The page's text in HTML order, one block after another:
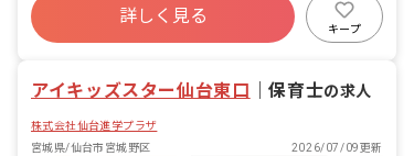
す。
産休育休制度
社会福祉法人
詳しく見る
キープ
アイキッズスター仙台東口 ｜保育士の求人
株式会社仙台進学プラザ
宮城県/仙台市宮城野区
2026/07/09更新